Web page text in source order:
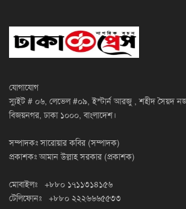
যোগাযোগ
স্যুইট # ০৬, লেভেল #০৯, ইস্টার্ন আরজু , শহীদ সৈয়দ
বিজয়নগর, ঢাকা ১০০০, বাংলাদেশ।
সম্পাদকঃ সারোয়ার কবির (সম্পাদক)
প্রকাশকঃ আমান উল্লাহ সরকার (প্রকাশক)
মোবাইলঃ +৮৮০ ১৭১১৩১৪১৫৬
টেলিফোনঃ +৮৮০ ২২২৬৬৬৫৫৩৩